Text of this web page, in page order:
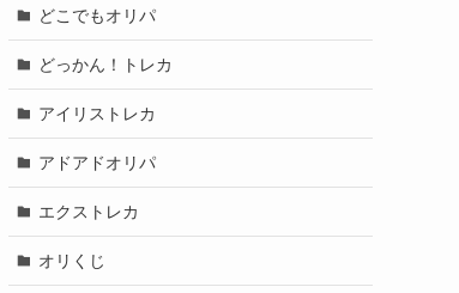
どこでもオリパ
どっかん！トレカ
アイリストレカ
アドアドオリパ
エクストレカ
オリくじ